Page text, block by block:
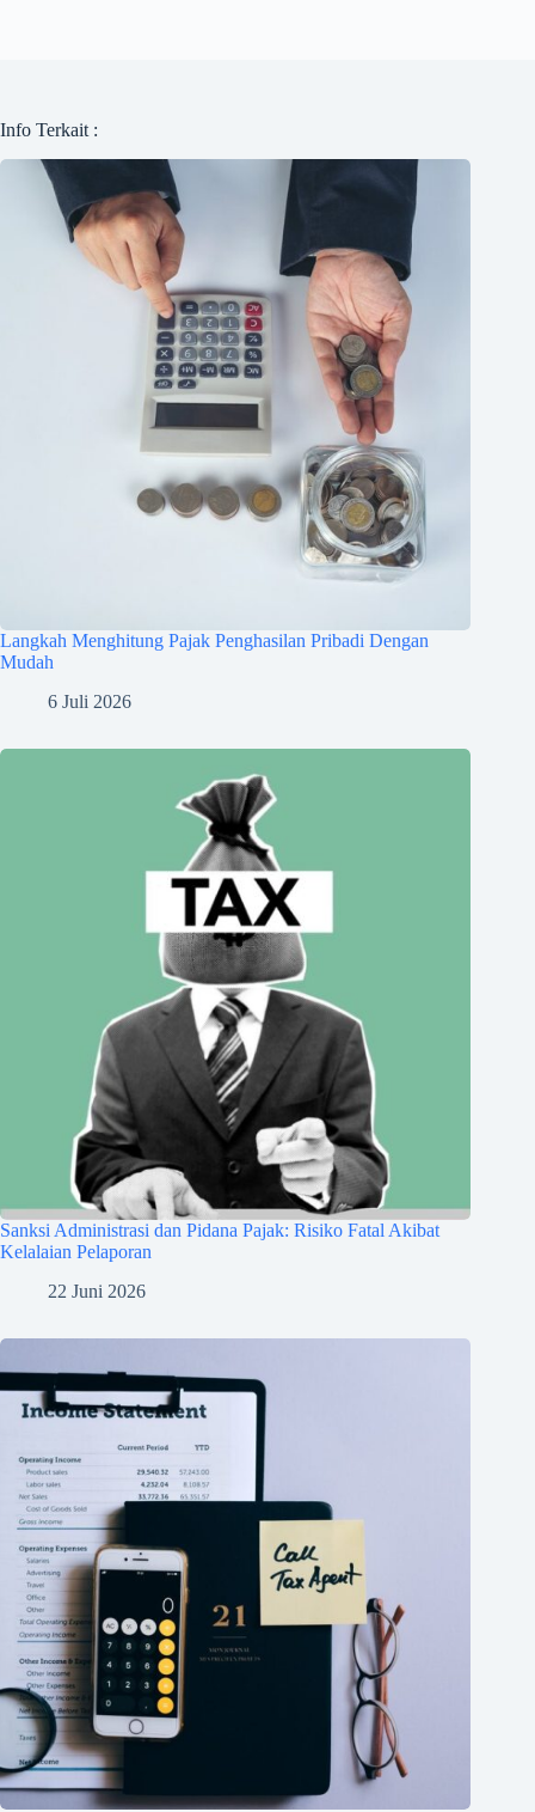
Info Terkait :
Langkah Menghitung Pajak Penghasilan Pribadi Dengan
Mudah
6 Juli 2026
Sanksi Administrasi dan Pidana Pajak: Risiko Fatal Akibat
Kelalaian Pelaporan
22 Juni 2026